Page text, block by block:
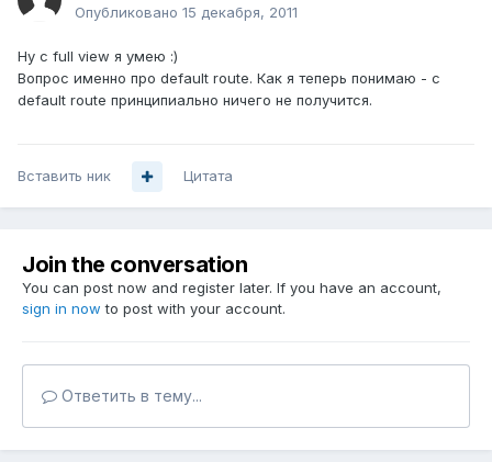
Опубликовано 15 декабря, 2011
Ну с full view я умею :)
Вопрос именно про default route. Как я теперь понимаю - с
default route принципиально ничего не получится.
Вставить ник Цитата
Join the conversation
You can post now and register later. If you have an account,
sign in now to post with your account.
Ответить в тему...